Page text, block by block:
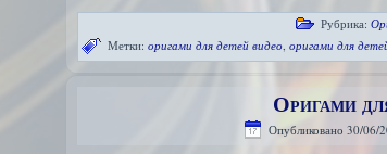
Рубрика:
Метки: оригами для детей видео, оригами для
Оригами
Опубликовано 30/06/